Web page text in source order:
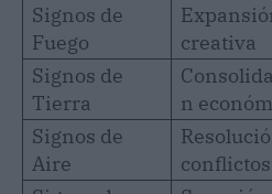
Signos de
Fuego
creativa
Signos de
Tierra
n
Signos de
Aire
conflictos